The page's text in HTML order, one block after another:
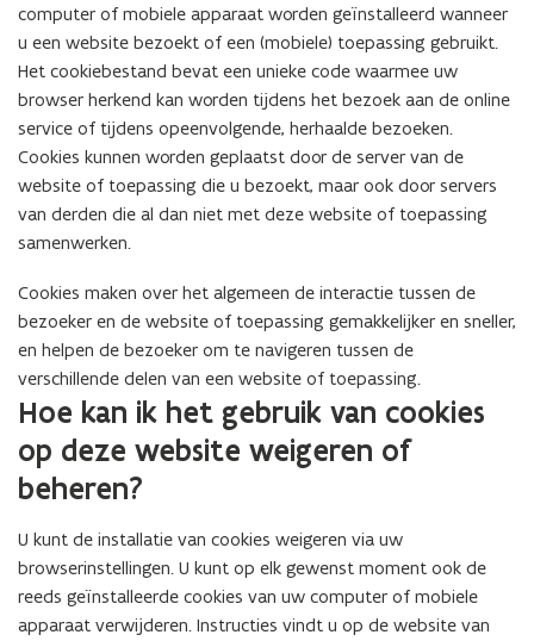
computer of mobiele apparaat worden geïnstalleerd wanneer
u een website bezoekt of een (mobiele) toepassing gebruikt.
Het cookiebestand bevat een unieke code waarmee uw
browser herkend kan worden tijdens het bezoek aan de online
service of tijdens opeenvolgende, herhaalde bezoeken.
Cookies kunnen worden geplaatst door de server van de
website of toepassing die u bezoekt, maar ook door servers
van derden die al dan niet met deze website of toepassing
samenwerken.
Cookies maken over het algemeen de interactie tussen de
bezoeker en de website of toepassing gemakkelijker en sneller,
en helpen de bezoeker om te navigeren tussen de
verschillende delen van een website of toepassing.
Hoe kan ik het gebruik van cookies
op deze website weigeren of
beheren?
U kunt de installatie van cookies weigeren via uw
browserinstellingen. U kunt op elk gewenst moment ook de
reeds geïnstalleerde cookies van uw computer of mobiele
apparaat verwijderen. Instructies vindt u op de website van